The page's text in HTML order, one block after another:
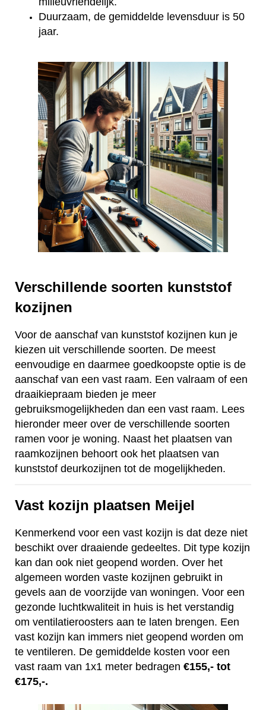
Duurzaam, de gemiddelde levensduur is 50
jaar.
Verschillende soorten kunststof
kozijnen
Voor de aanschaf van kunststof kozijnen kun je
kiezen uit verschillende soorten. De meest
eenvoudige en daarmee goedkoopste optie is de
aanschaf van een vast raam. Een valraam of een
draaikiepraam bieden je meer
gebruiksmogelijkheden dan een vast raam. Lees
hieronder meer over de verschillende soorten
ramen voor je woning. Naast het plaatsen van
raamkozijnen behoort ook het plaatsen van
kunststof deurkozijnen tot de mogelijkheden.
Vast kozijn plaatsen Meijel
Kenmerkend voor een vast kozijn is dat deze niet
beschikt over draaiende gedeeltes. Dit type kozijn
kan dan ook niet geopend worden. Over het
algemeen worden vaste kozijnen gebruikt in
gevels aan de voorzijde van woningen. Voor een
gezonde luchtkwaliteit in huis is het verstandig
om ventilatieroosters aan te laten brengen. Een
vast kozijn kan immers niet geopend worden om
te ventileren. De gemiddelde kosten voor een
vast raam van 1x1 meter bedragen €155,- tot
€175,-.